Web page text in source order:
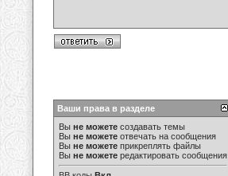
Ваши права в разделе
Вы не можете создавать темы
Вы не можете отвечать на сообщения
Вы не можете прикреплять файлы
Вы не можете редактировать сообщения